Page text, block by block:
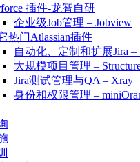
插件-龙智自研
企业级Job管理 – Jobview
热门Atlassian插件
自动化、定制和扩展Jira –
大规模项目管理 –
Jira测试管理与QA – Xray
身份和权限管理 –